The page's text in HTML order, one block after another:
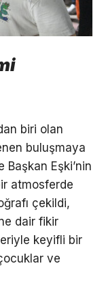
biri olan
buluşmaya
Eşki’nin
atmosferde
çekildi,
dair fikir
keyifli bir
ve